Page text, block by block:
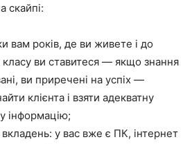
скайпі:
вам років, де ви живете і до
класу ви ставитеся — якщо знання
ви приречені на успіх —
клієнта і взяти адекватну
інформацію;
вкладень: у вас вже є ПК, інтернет